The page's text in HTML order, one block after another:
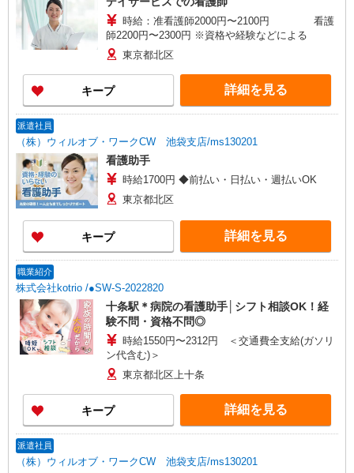
時給：准看護師2000円〜2100円 看護
師2200円〜2300円 ※資格や経験などによる
東京都北区
キープ 詳細を見る
派遣社員
（株）ウィルオブ・ワークCW 池袋支店/ms130201
看護助手
時給1700円 ◆前払い・日払い・週払いOK
東京都北区
キープ 詳細を見る
職業紹介
株式会社kotrio /●SW-S-2022820
十条駅＊病院の看護助手│シフト相談OK！経
験不問・資格不問◎
時給1550円〜2312円 ＜交通費全支給(ガソリ
ン代含む)＞
東京都北区上十条
キープ 詳細を見る
派遣社員
（株）ウィルオブ・ワークCW 池袋支店/ms130201